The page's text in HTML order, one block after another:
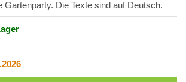
Gartenparty. Die Texte sind auf Deutsch.